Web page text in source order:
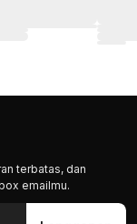
terbatas, dan
emailmu.